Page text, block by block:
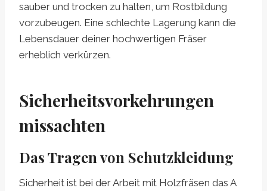
sauber und trocken zu halten, um Rostbildung
vorzubeugen. Eine schlechte Lagerung kann die
Lebensdauer deiner hochwertigen Fräser
erheblich verkürzen.
Sicherheitsvorkehrungen
missachten
Das Tragen von Schutzkleidung
Sicherheit ist bei der Arbeit mit Holzfräsen das A